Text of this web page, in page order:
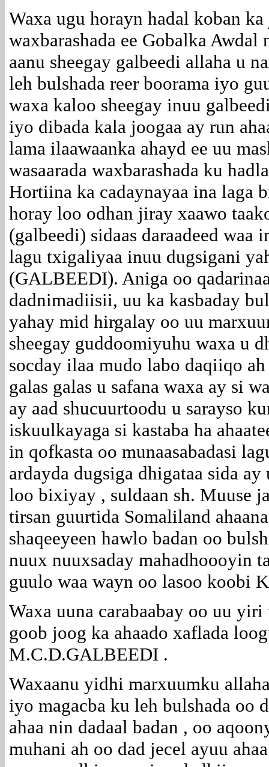
Waxa ugu horayn hadal koban
waxbarashada ee Gobalka Awdal
aanu sheegay galbeedi allaha u
leh bulshada reer boorama iyo
waxa kaloo sheegay inuu
iyo dibada kala joogaa ay run
lama ilaawaanka ahayd ee uu
wasaarada waxbarashada ku
Hortiina ka cadaynayaa ina laga
horay loo odhan jiray xaawo
(galbeedi) sidaas daraadeed waa
lagu txigaliyaa inuu dugsigani
(GALBEEDI). Aniga oo
dadnimadiisii, uu ka kasbaday
yahay mid hirgalay oo uu
sheegay guddoomiyuhu waxa u
socday ilaa mudo labo daqiiqo
galas galas u safana waxa ay si
ay aad shucuurtoodu u sarayso
iskuulkayaga si kastaba ha
in qofkasta oo munaasabadasi
ardayda dugsiga dhigataa sida
loo bixiyay , suldaan sh. Muuse
tirsan guurtida Somaliland
shaqeeyeen hawlo badan oo
nuux nuuxsaday mahadhoooyin
guulo waa wayn oo lasoo koobi
Waxa uuna carabaabay oo uu
goob joog ka ahaado xaflada
M.C.D.GALBEEDI .
Waxaanu yidhi marxuumku
iyo magacba ku leh bulshada oo
ahaa nin dadaal badan , oo
muhani ah oo dad jecel ayuu